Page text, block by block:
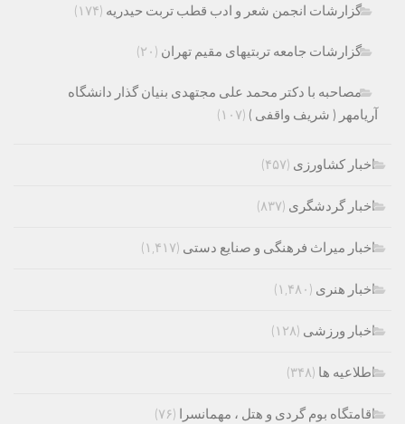
گزارشات انجمن شعر و ادب قطب تربت حیدریه (۱۷۴)
گزارشات جامعه تربتیهای مقیم تهران (۲۰)
مصاحبه با دکتر محمد علی مجتهدی بنیان گذار دانشگاه
آریامهر ( شریف واقفی ) (۱۰۷)
اخبار کشاورزی (۴۵۷)
اخبار گردشگری (۸۳۷)
اخبار میراث فرهنگی و صنایع دستی (۱,۴۱۷)
اخبار هنری (۱,۴۸۰)
اخبار ورزشی (۱۲۸)
اطلاعیه ها (۳۴۸)
اقامتگاه بوم گردی و هتل ، مهمانسرا (۷۶)